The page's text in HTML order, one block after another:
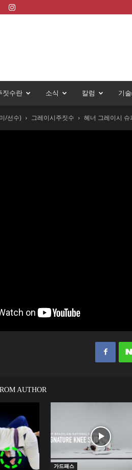
짓수란 소식 칼럼 기
/선수) 그레이시주짓수 헤너 그레이시
AUTHOR
가드패스